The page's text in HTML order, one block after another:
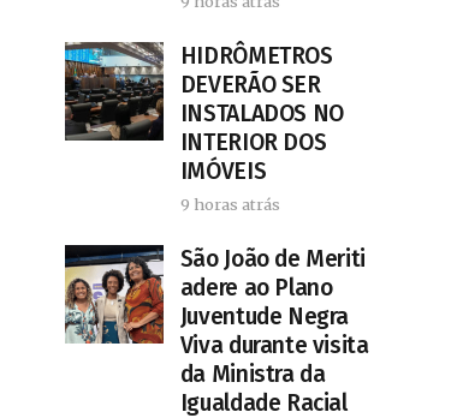
HIDRÔMETROS
DEVERÃO SER
INSTALADOS NO
INTERIOR DOS
IMÓVEIS
9 horas atrás
São João de Meriti
adere ao Plano
Juventude Negra
Viva durante visita
da Ministra da
Igualdade Racial